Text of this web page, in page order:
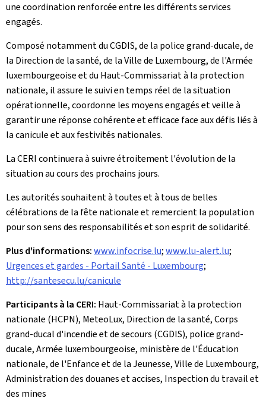
une coordination renforcée entre les différents services
engagés.
Composé notamment du CGDIS, de la police grand-ducale, de
la Direction de la santé, de la Ville de Luxembourg, de l'Armée
luxembourgeoise et du Haut-Commissariat à la protection
nationale, il assure le suivi en temps réel de la situation
opérationnelle, coordonne les moyens engagés et veille à
garantir une réponse cohérente et efficace face aux défis liés à
la canicule et aux festivités nationales.
La CERI continuera à suivre étroitement l'évolution de la
situation au cours des prochains jours.
Les autorités souhaitent à toutes et à tous de belles
célébrations de la fête nationale et remercient la population
pour son sens des responsabilités et son esprit de solidarité.
Plus d'informations:www.infocrise.lu;www.lu-alert.lu;
Urgences et gardes - Portail Santé - Luxembourg;
http://santesecu.lu/canicule
Participants à la CERI: Haut-Commissariat à la protection
nationale (HCPN), MeteoLux, Direction de la santé, Corps
grand-ducal d'incendie et de secours (CGDIS), police grand-
ducale, Armée luxembourgeoise, ministère de l'Éducation
nationale, de l'Enfance et de la Jeunesse, Ville de Luxembourg,
Administration des douanes et accises, Inspection du travail et
des mines